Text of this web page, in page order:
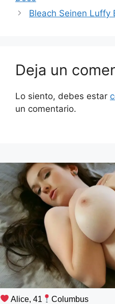
Bleach Seinen Luffy
Deja un
Lo siento, debes estar
un comentario.
Alice, 41 Columbus